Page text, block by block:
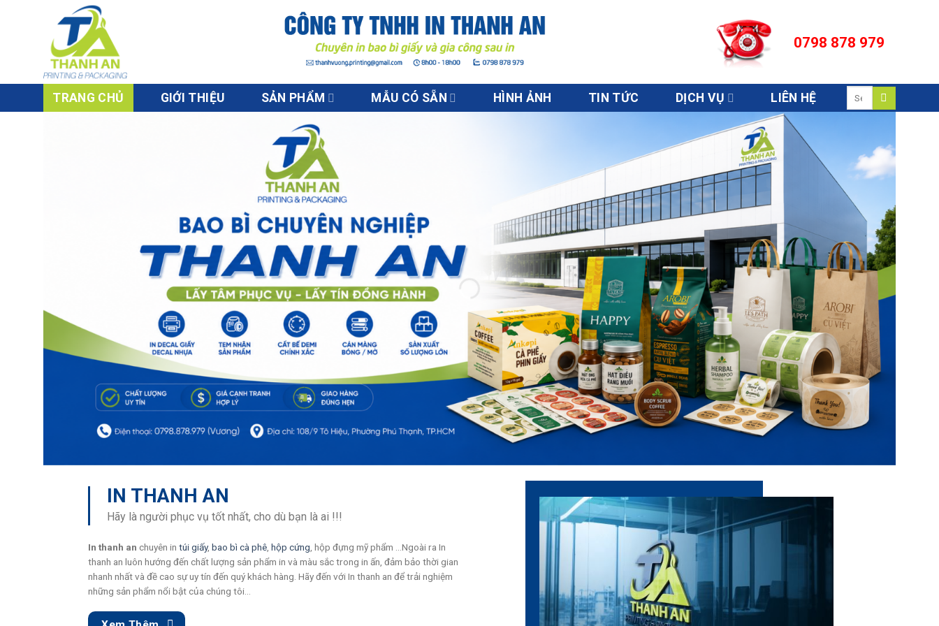
0798 878 979
TRANG CHỦ GIỚI THIỆU SẢN PHẨM MẪU CÓ SẴN HÌNH ẢNH TIN TỨC DỊCH VỤ LIÊN HỆ
IN THANH AN
Hãy là người phục vụ tốt nhất, cho dù bạn là ai !!!
In thanh an chuyên in túi giấy, bao bì cà phê, hộp cứng , hộp đựng mỹ phẩm …Ngoài ra In
thanh an luôn hướng đến chất lượng sản phẩm in và màu sắc trong in ấn, đảm bảo thời gian
nhanh nhất và đề cao sự uy tín đến quý khách hàng. Hãy đến với In thanh an để trải nghiệm
những sản phẩm nổi bật của chúng tôi…